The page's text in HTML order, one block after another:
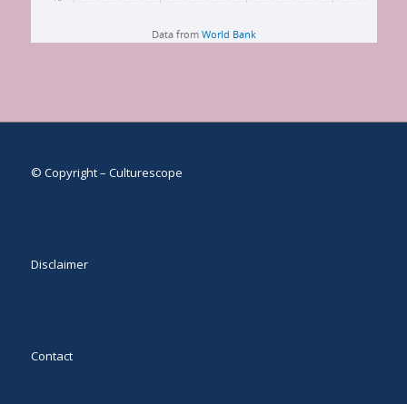
© Copyright – Culturescope
Disclaimer
Contact